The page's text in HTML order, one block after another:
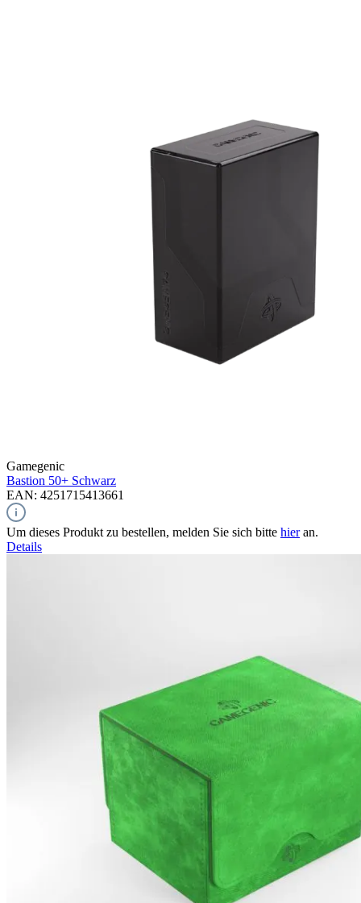
Gamegenic
Bastion 50+ Schwarz
EAN: 4251715413661
Um dieses Produkt zu bestellen, melden Sie sich bitte hieran.
Details